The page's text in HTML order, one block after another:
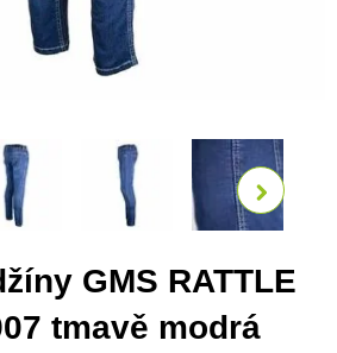
GMS RATTLE
tmavě modrá